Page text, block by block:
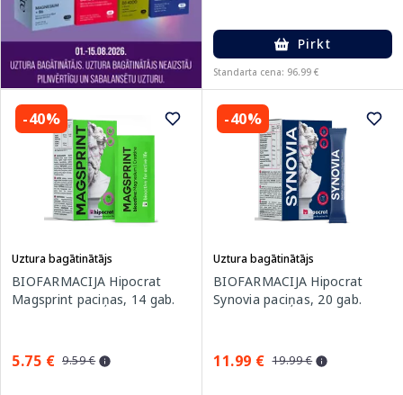
Pirkt
Standarta cena: 96.99 €
-40%
Uztura bagātinātājs
BIOFARMACIJA Hipocrat
Magsprint paciņas, 14 gab.
5.75 € 9.59 €
-40%
Uztura bagātinātājs
BIOFARMACIJA Hipocrat
Synovia paciņas, 20 gab.
11.99 € 19.99 €